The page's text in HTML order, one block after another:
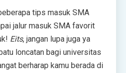
tips masuk SMA
jalur masuk SMA favorit
Eits, jangan lupa juga ya
loncatan bagi universitas
berharap kamu berada di